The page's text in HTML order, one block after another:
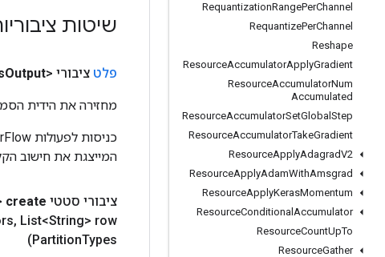
RequantizationRangePerChannel
RequantizePerChannel
Reshape
ResourceAccumulatorApplyGradient
ResourceAccumulatorNum
Accumulated
ResourceAccumulatorSetGlobal Step
ResourceAccumulatorTakeGradient
ResourceApplyAdagradV2
ResourceApplyAdamWithAmsgrad
ResourceApplyKerasMomentum
ResourceConditional Accumulator
ResourceCountUpTo
ResourceGather
שיטות
פלט ציבורי <U>Output
מחזירה את הידית
המייצגת את חישוב
ציבורי סטטי create
, List<String> row
PartitionTypes)